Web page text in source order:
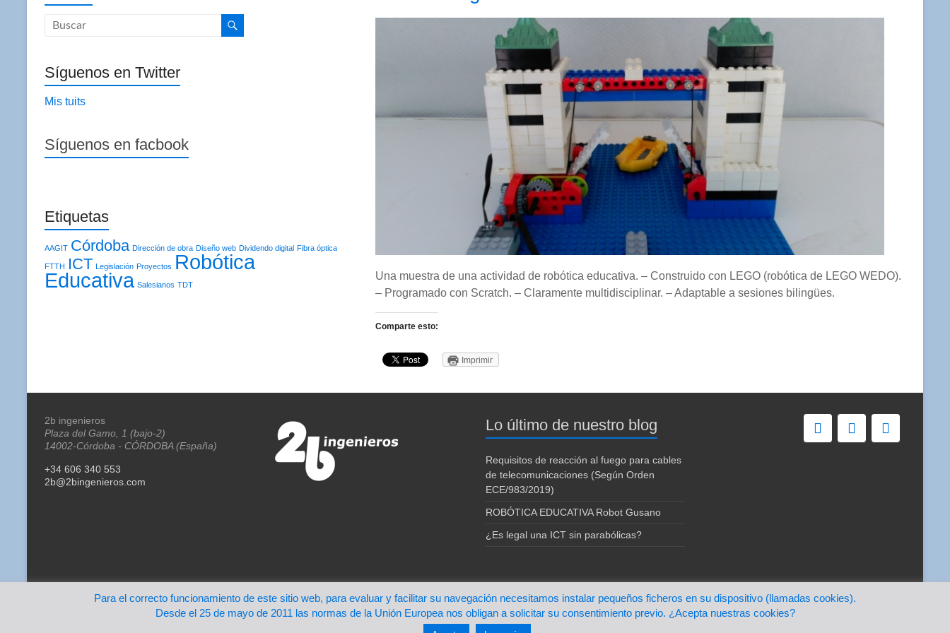
Una muestra de una actividad de robótica educativa. – Construido con LEGO (robótica de LEGO WEDO).
– Programado con Scratch. – Claramente multidisciplinar. – Adaptable a sesiones bilingües.
Comparte esto:
Imprimir
Síguenos en Twitter
Mis tuits
Síguenos en facbook
Etiquetas
AAGIT Córdoba Dirección de obra Diseño web Dividendo digital Fibra óptica
FTTH ICT Legislación Proyectos Robótica
Educativa Salesianos TDT
2b ingenieros
Plaza del Gamo, 1 (bajo-2)
14002-Córdoba - CÓRDOBA (España)
+34 606 340 553
2b@2bingenieros.com
Lo último de nuestro blog
Requisitos de reacción al fuego para cables
de telecomunicaciones (Según Orden
ECE/983/2019)
ROBÓTICA EDUCATIVA Robot Gusano
¿Es legal una ICT sin parabólicas?
2b ingenieros . Todos los derechos reservados. Tema Spacious de ThemeGrill. Funciona con:
Inicio Nuestro blog
Para el correcto funcionamiento de este sitio web, para evaluar y facilitar su navegación necesitamos instalar pequeños ficheros en su dispositivo (llamadas cookies).
Desde el 25 de mayo de 2011 las normas de la Unión Europea nos obligan a solicitar su consentimiento previo. ¿Acepta nuestras cookies?